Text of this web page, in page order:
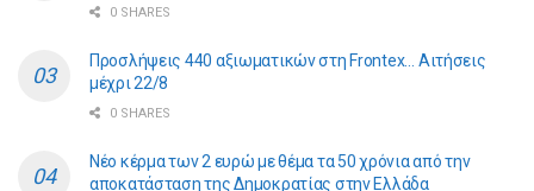
0 SHARES
Προσλήψεις 440 αξιωματικών στη Frontex… Αιτήσεις
μέχρι 22/8
0 SHARES
Νέο κέρμα των 2 ευρώ με θέμα τα 50 χρόνια από την
αποκατάσταση της Δημοκρατίας στην Ελλάδα